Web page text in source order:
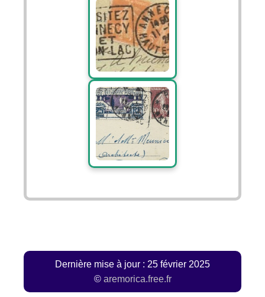
Image 1025
Image 4396
Dernière mise à jour : 25 février 2025
© aremorica.free.fr